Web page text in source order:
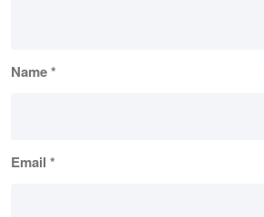
Name*
Email *